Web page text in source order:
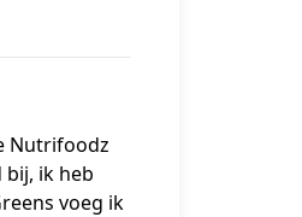
Nutrifoodz
bij, ik heb
voeg ik